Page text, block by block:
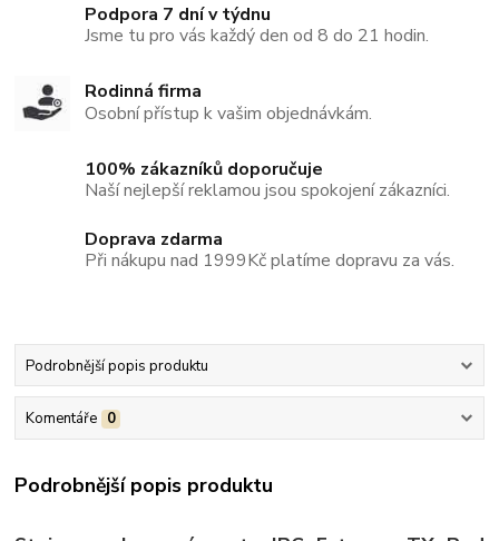
Podpora 7 dní v týdnu
Jsme tu pro vás každý den od 8 do 21 hodin.
Rodinná firma
Osobní přístup k vašim objednávkám.
100% zákazníků doporučuje
Naší nejlepší reklamou jsou spokojení zákazníci.
Doprava zdarma
Při nákupu nad 1999Kč platíme dopravu za vás.
Podrobnější popis produktu
Komentáře 0
Podrobnější popis produktu